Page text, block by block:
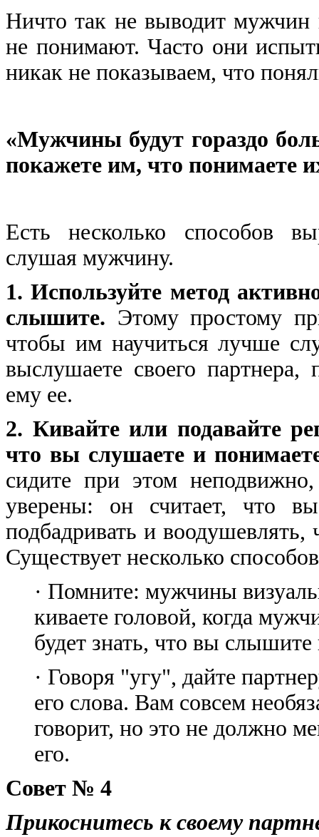
Ничто так не выводит мужчин
не понимают. Часто они
никак не показываем, что
«Мужчины будут гораздо
покажете им, что понимаете
Есть несколько способов
слушая мужчину.
1. Используйте метод
слышите. Этому простому
чтобы им научиться лучше
выслушаете своего
ему ее.
2. Кивайте или подавайте
что вы слушаете и
сидите при этом
уверены: он считает, что
подбадривать и
Существует несколько
· Помните: мужчины
киваете головой, когда
будет знать, что вы
· Говоря "угу", дайте
его слова. Вам совсем
говорит, но это не должно
его.
Совет № 4
Прикоснитесь к своему